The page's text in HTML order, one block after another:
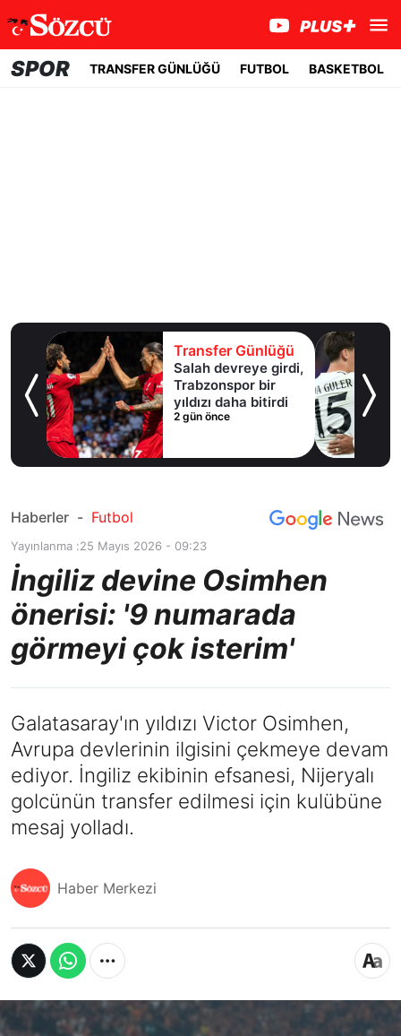
SPOR TRANSFER GÜNLÜĞÜ FUTBOL BASKETBOL
Transfer Günlüğü
Salah devreye girdi,
Trabzonspor bir
yıldızı daha bitirdi
2 gün önce
Haberler - Futbol
Yayınlanma :25 Mayıs 2026 - 09:23
İngiliz devine Osimhen
önerisi: '9 numarada
görmeyi çok isterim'
Galatasaray'ın yıldızı Victor Osimhen,
Avrupa devlerinin ilgisini çekmeye devam
ediyor. İngiliz ekibinin efsanesi, Nijeryalı
golcünün transfer edilmesi için kulübüne
mesaj yolladı.
Haber Merkezi